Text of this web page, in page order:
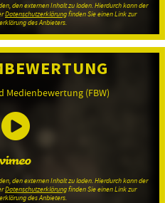
den externen Inhalt zu laden. Hierdurch kann der
Datenschutzerklärungfinden Sie einen Link zur
des Anbieters.
Medienbewertung (FBW)
den externen Inhalt zu laden. Hierdurch kann der
Datenschutzerklärungfinden Sie einen Link zur
des Anbieters.